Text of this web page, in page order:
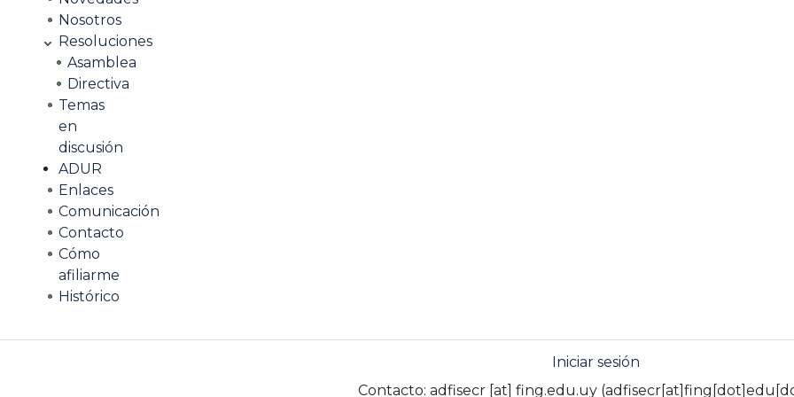
Nosotros
Resoluciones
Asamblea
Directiva
Temas
en
discusión
ADUR
Enlaces
Comunicación
Contacto
Cómo
afiliarme
Histórico
Iniciar sesión
Contacto: adfisecr [at] fing.edu.uy